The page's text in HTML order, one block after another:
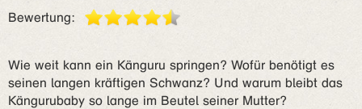
Bewertung:
Wie weit kann ein Känguru springen? Wofür benötigt es
seinen langen kräftigen Schwanz? Und warum bleibt das
Kängurubaby so lange im Beutel seiner Mutter?